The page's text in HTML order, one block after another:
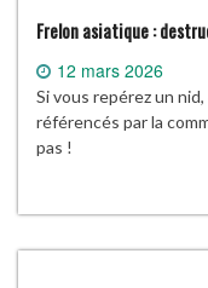
Frelon asiatique :
12 mars 2026
Si vous repérez un
référencés par la
pas !